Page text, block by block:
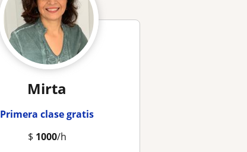
Mirta
Primera clase gratis
$ 1000/h